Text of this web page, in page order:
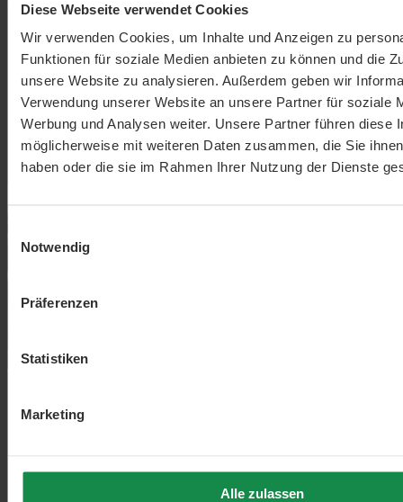
Diese Webseite verwendet Cookies
Wir verwenden Cookies, um Inhalte und Anzeigen zu
Funktionen für soziale Medien anbieten zu können und die
unsere Website zu analysieren. Außerdem geben wir
Verwendung unserer Website an unsere Partner für soziale
Werbung und Analysen weiter. Unsere Partner führen diese
möglicherweise mit weiteren Daten zusammen, die Sie
haben oder die sie im Rahmen Ihrer Nutzung der Dienste
Notwendig
Präferenzen
Statistiken
Marketing
Alle zulassen